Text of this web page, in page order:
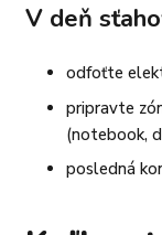
V deň
odfoťte
pripravte
(notebook,
posledná